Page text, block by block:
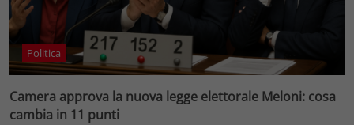
Politica
Camera approva la nuova legge elettorale Meloni: cosa
cambia in 11 punti